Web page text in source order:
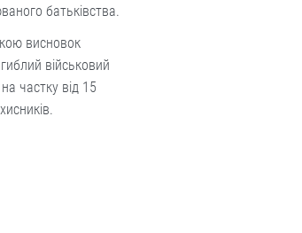
батьківства.
висновок
військовий
частку від 15